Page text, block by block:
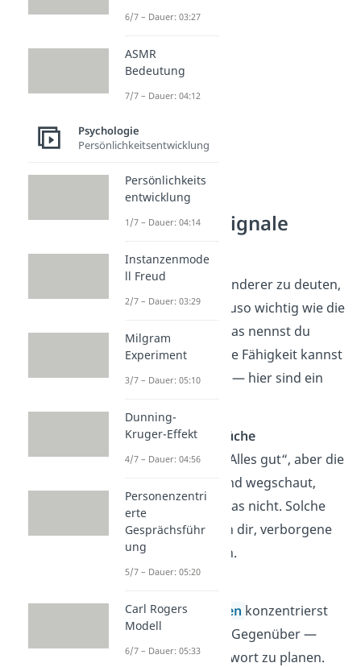
Kommunikation.
Nonverbale Signale
Die Körpersprache anderer zu deuten,
ist mindestens genauso wichtig wie die
eigene zu steuern. Das nennst du
„Dekodierung“. Diese Fähigkeit kannst
du gezielt trainieren — hier sind ein
Achte auf Widersprüche
Wenn jemand sagt „Alles gut“, aber die
Arme verschränkt und wegschaut,
stimmt vielleicht etwas nicht. Solche
Widersprüche helfen dir, verborgene
Gefühle zu erkennen.
Beimaktiven Zuhören konzentrierst
du dich voll auf dein Gegenüber —
ohne gleich eine Antwort zu planen.
6/7 – Dauer: 03:27
ASMR
Bedeutung
7/7 – Dauer: 04:12
Psychologie
Persönlichkeitsentwicklung
Persönlichkeits
entwicklung
1/7 – Dauer: 04:14
Instanzenmode
ll Freud
2/7 – Dauer: 03:29
Milgram
Experiment
3/7 – Dauer: 05:10
Dunning-
Kruger-Effekt
4/7 – Dauer: 04:56
Personenzentri
erte
Gesprächsführ
ung
5/7 – Dauer: 05:20
Carl Rogers
Modell
6/7 – Dauer: 05:33